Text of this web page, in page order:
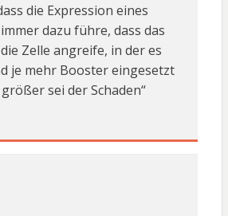
die Expression eines
dazu führe, dass das
Zelle angreife, in der es
je mehr Booster eingesetzt
sei der Schaden“